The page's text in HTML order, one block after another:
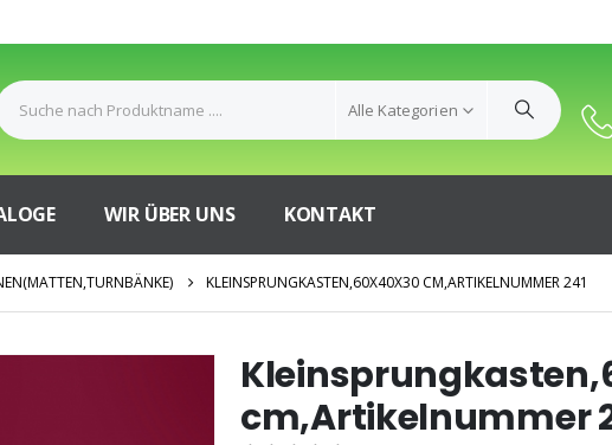
Alle Kategorien
WIR ÜBER UNS KONTAKT
KLEINSPRUNGKASTEN,60X40X30 CM,ARTIKELNUMMER 241
cm,Artikelnummer